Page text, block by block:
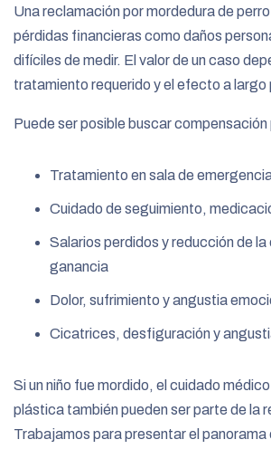
Una reclamación por mordedura de
pérdidas financieras como daños
difíciles de medir. El valor de un caso
tratamiento requerido y el efecto a largo
Puede ser posible buscar compensación
Tratamiento en sala de
Cuidado de seguimiento,
Salarios perdidos y reducción de
ganancia
Dolor, sufrimiento y angustia
Cicatrices, desfiguración y
Si un niño fue mordido, el cuidado
plástica también pueden ser parte de la
Trabajamos para presentar el panorama